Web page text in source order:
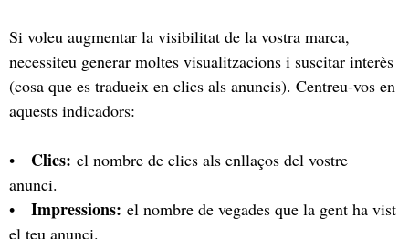
Si voleu augmentar la visibilitat de la vostra marca,
necessiteu generar moltes visualitzacions i suscitar interès
(cosa que es tradueix en clics als anuncis). Centreu-vos en
aquests indicadors:
• Clics: el nombre de clics als enllaços del vostre
anunci.
• Impressions: el nombre de vegades que la gent ha vist
el teu anunci.